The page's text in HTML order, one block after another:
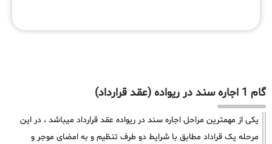
گام 1 اجاره سند در ریواده (عقد قرارداد)
یکی از مهمترین مراحل اجاره سند در ریواده عقد قرارداد میباشد ، در این
مرحله یک قراداد مطابق با شرایط دو طرف تنظیم و به امضای موجر و